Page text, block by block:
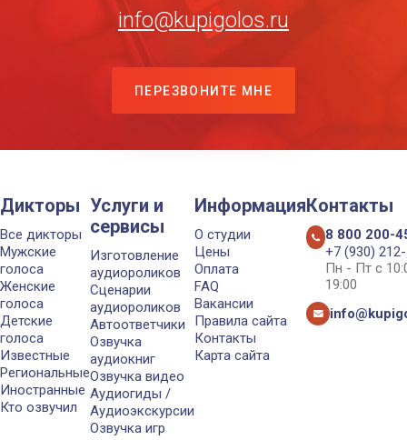
info@kupigolos.ru
ПЕРЕЗВОНИТЕ МНЕ
Дикторы
Все дикторы
Мужские
голоса
Женские
голоса
Детские
голоса
Известные
Региональные
Иностранные
Кто озвучил
Услуги и
сервисы
Изготовление
аудиороликов
Сценарии
аудиороликов
Автоответчики
Озвучка
аудиокниг
Озвучка видео
Аудиогиды /
Аудиоэкскурсии
Озвучка игр
Информация
О студии
Цены
Оплата
FAQ
Вакансии
Правила сайта
Контакты
Карта сайта
Контакты
8 800 200-
+7 (930)
Пн - Пт с
19:00